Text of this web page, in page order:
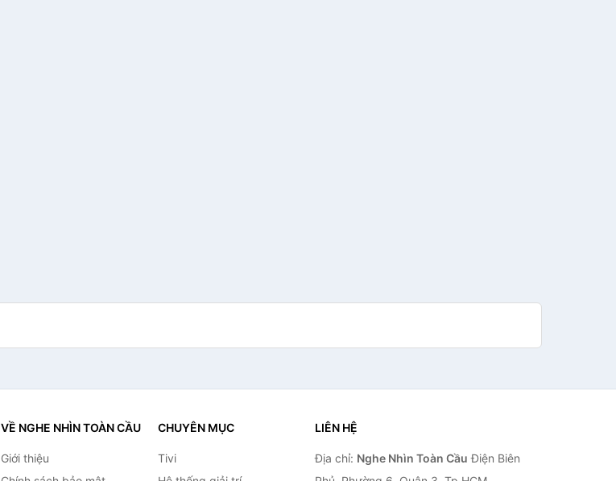
VỀ NGHE NHÌN TOÀN CẦU
Giới thiệu
CHUYÊN MỤC
Tivi
LIÊN HỆ
Địa chỉ: Nghe Nhìn Toàn Cầu Điện Biên